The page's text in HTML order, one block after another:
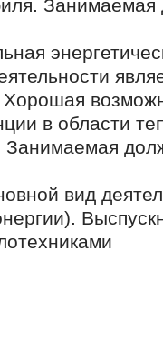
Занимаемая
Хорошая
в области
вид